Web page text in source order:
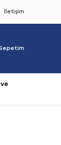
İletişim